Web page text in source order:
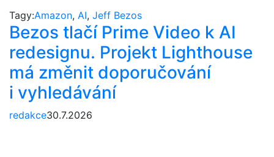
Tagy:Amazon, AI, Jeff Bezos
Bezos tlačí Prime Video k AI
redesignu. Projekt Lighthouse
má změnit doporučování
i vyhledávání
redakce30.7.2026